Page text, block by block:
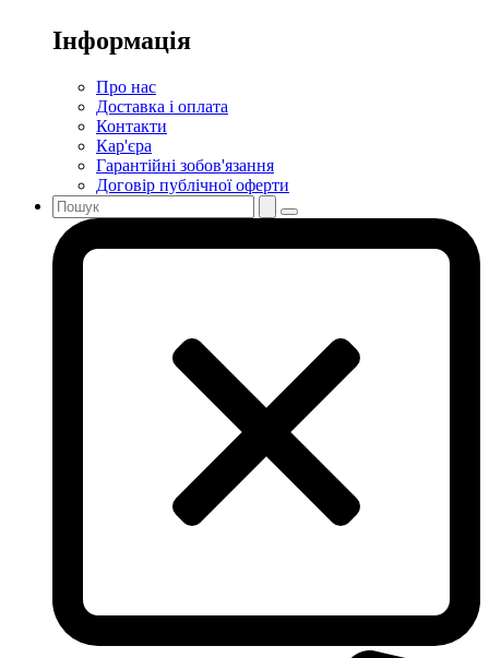
Інформація
Про нас
Доставка і оплата
Контакти
Кар'єра
Гарантійні зобов'язання
Договір публічної оферти